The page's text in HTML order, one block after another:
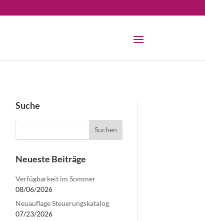
Suche
Neueste Beiträge
Verfügbarkeit im Sommer
08/06/2026
Neuauflage Steuerungskatalog
07/23/2026